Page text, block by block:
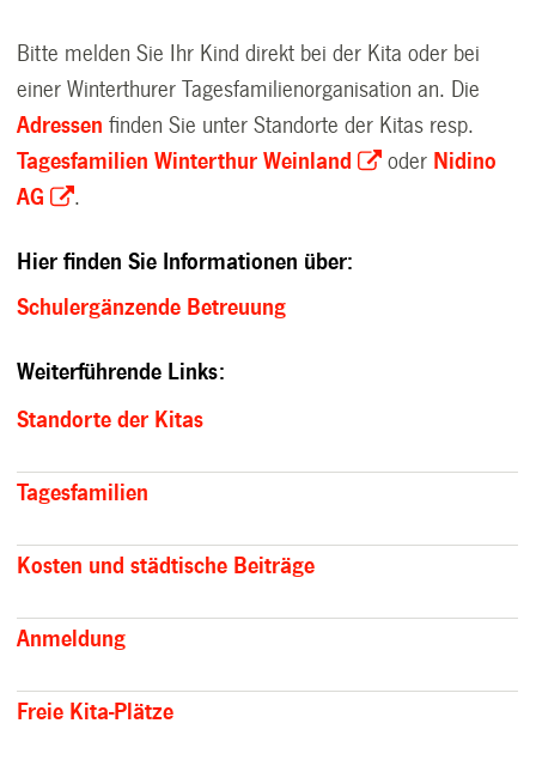
Bitte melden Sie Ihr Kind direkt bei der Kita oder bei
einer Winterthurer Tagesfamilienorganisation an. Die
Adressenfinden Sie unter Standorte der Kitas resp.
Tagesfamilien Winterthur Weinland
oder Nidino
AG
.
Hier finden Sie Informationen über:
Schulergänzende Betreuung
Weiterführende Links:
Standorte der Kitas
Tagesfamilien
Kosten und städtische Beiträge
Anmeldung
Freie Kita-Plätze